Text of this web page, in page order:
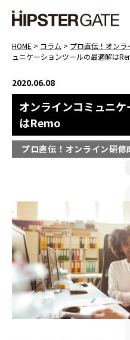
HOME > コラム > プロ直伝！オンラ
ュニケーションツールの最適解は
2020.06.08
オンラインコミュニ
はRemo
プロ直伝！オンライン研修